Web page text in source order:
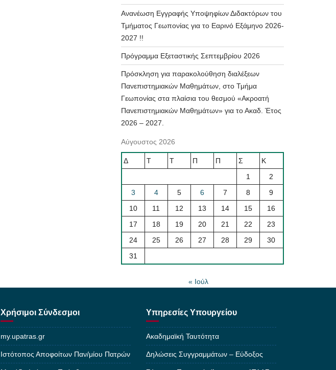
Ανανέωση Εγγραφής Υποψηφίων Διδακτόρων του
Τμήματος Γεωπονίας για το Εαρινό Εξάμηνο 2026-
2027 !!
Πρόγραμμα Εξεταστικής Σεπτεμβρίου 2026
Πρόσκληση για παρακολούθηση διαλέξεων
Πανεπιστημιακών Μαθημάτων, στο Τμήμα
Γεωπονίας στα πλαίσια του θεσμού «Ακροατή
Πανεπιστημιακών Μαθημάτων» για το Ακαδ. Έτος
2026 – 2027.
Αύγουστος 2026
Δ Τ Τ Π Π Σ
Κ
1
2
3
4 5 6 7 8
9
10
11 12 13 14 15
16
17
18 19 20 21 22
23
24
25 26 27 28 29
30
31
« Ιούλ
Χρήσιμοι Σύνδεσμοι
my.upatras.gr
Ιστότοπος Αποφοίτων Παν/μίου Πατρών
Υπηρεσίες Υπουργείου
Ακαδημαϊκή Ταυτότητα
Δηλώσεις Συγγραμμάτων – Εύδοξος